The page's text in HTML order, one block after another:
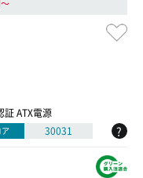
ATX電源
ア 30031 ?